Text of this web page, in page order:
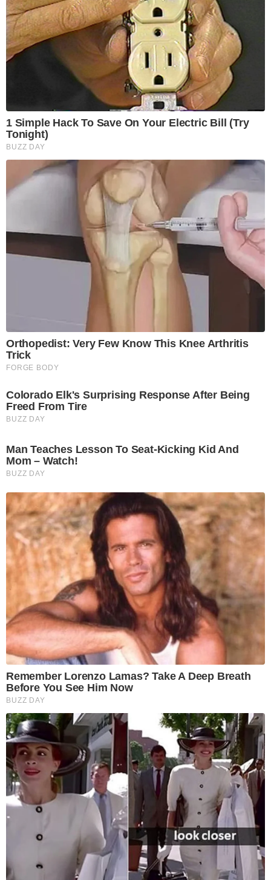
1 Simple Hack To Save On Your Electric Bill (Try
Tonight)
BUZZ DAY
Orthopedist: Very Few Know This Knee Arthritis
Trick
FORGE BODY
Colorado Elk's Surprising Response After Being
Freed From Tire
BUZZ DAY
Man Teaches Lesson To Seat-Kicking Kid And
Mom – Watch!
BUZZ DAY
Remember Lorenzo Lamas? Take A Deep Breath
Before You See Him Now
BUZZ DAY